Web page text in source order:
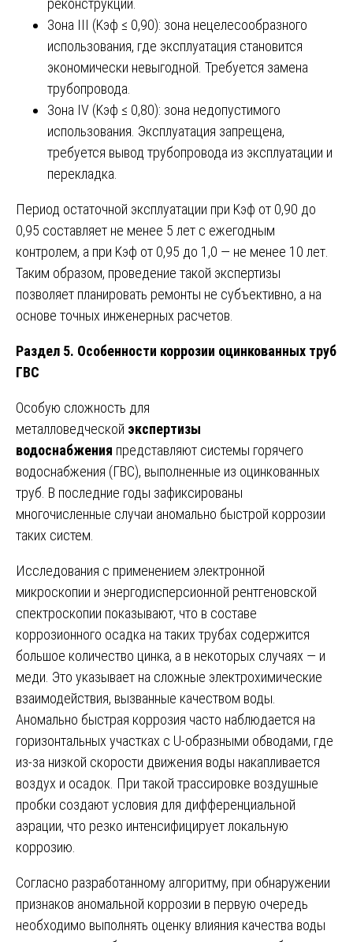
реконструкции.
Зона III (Kэф ≤ 0,90): зона нецелесообразного
использования, где эксплуатация становится
экономически невыгодной. Требуется замена
трубопровода.
Зона IV (Kэф ≤ 0,80): зона недопустимого
использования. Эксплуатация запрещена,
требуется вывод трубопровода из эксплуатации и
перекладка.
Период остаточной эксплуатации при Kэф от 0,90 до
0,95 составляет не менее 5 лет с ежегодным
контролем, а при Kэф от 0,95 до 1,0 — не менее 10 лет.
Таким образом, проведение такой экспертизы
позволяет планировать ремонты не субъективно, а на
основе точных инженерных расчетов.
Раздел 5. Особенности коррозии оцинкованных труб
ГВС
Особую сложность для
металловедческой экспертизы
водоснабжения представляют системы горячего
водоснабжения (ГВС), выполненные из оцинкованных
труб. В последние годы зафиксированы
многочисленные случаи аномально быстрой коррозии
таких систем.
Исследования с применением электронной
микроскопии и энергодисперсионной рентгеновской
спектроскопии показывают, что в составе
коррозионного осадка на таких трубах содержится
большое количество цинка, а в некоторых случаях — и
меди. Это указывает на сложные электрохимические
взаимодействия, вызванные качеством воды.
Аномально быстрая коррозия часто наблюдается на
горизонтальных участках с U-образными обводами, где
из-за низкой скорости движения воды накапливается
воздух и осадок. При такой трассировке воздушные
пробки создают условия для дифференциальной
аэрации, что резко интенсифицирует локальную
коррозию.
Согласно разработанному алгоритму, при обнаружении
признаков аномальной коррозии в первую очередь
необходимо выполнять оценку влияния качества воды